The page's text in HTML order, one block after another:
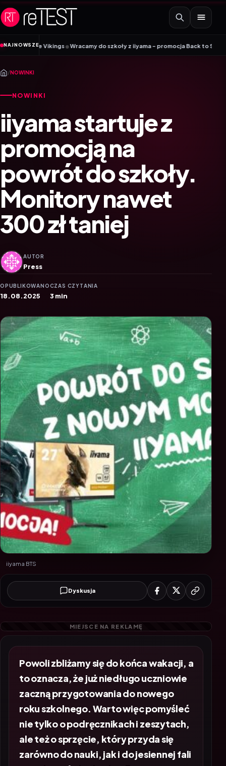
Przejdź do treści
NAJNOWSZE
Vikings•Wracamy do szkoły z iiyama – promocja Back to School na
/NOWINKI
NOWINKI
iiyama startuje z
promocją na
powrót do szkoły.
Monitory nawet
300 zł taniej
AUTOR
Press
OPUBLIKOWANO
18.08.2025
CZAS CZYTANIA
3 min
iiyama BTS
Dyskusja
to oznacza, że już niedługo uczniowie
zaczną przygotowania do nowego
roku szkolnego. Warto więc pomyśleć
nie tylko o podręcznikach i zeszytach,
ale też o sprzęcie, który przyda się
zarówno do nauki, jak i do jesiennej fali
premier w świecie gier. Z pomocą